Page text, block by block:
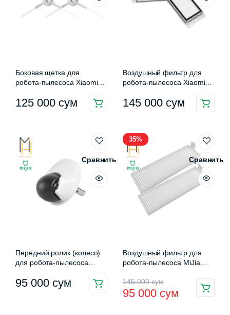
Боковая щетка для
робота-пылесоса Xiaomi
Mi Vacuum-Mop G1 Side
Brush (MJSTG1-BS)
125 000 сум
Воздушный фильтр для
робота-пылесоса Xiaomi
Mi Robot Vacuum (2 шт.)
(SDLW01RR)
145 000 сум
Сравнить
Передний ролик (колесо)
для робота-пылесоса
95 000 сум
35%
Сравнить
Воздушный фильтр для
робота-пылесоса MiJia
(MJSTG1-CHLW)
145 000сум
Первоначальная
цена
95 000 сум
Текущая
цена: